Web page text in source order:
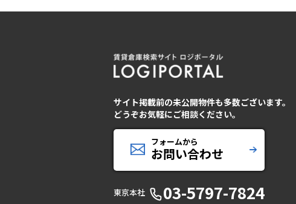
サイト掲載前の未公開物件も多数ございます。
どうぞお気軽にご相談ください。
フォームから
お問い合わせ
東京本社 03-5797-7824